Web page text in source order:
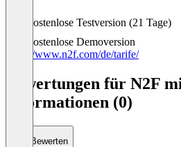
Kostenlose Testversion (21 Tage)
Kostenlose Demoversion
https://www.n2f.com/de/tarife/
Bewertungen für N2F
Informationen (0)
Bewerten